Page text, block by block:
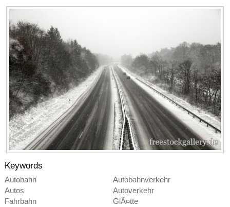
Keywords
Autobahn
Autobahnverkehr
Autos
Autoverkehr
Fahrbahn
GlÃ¤tte